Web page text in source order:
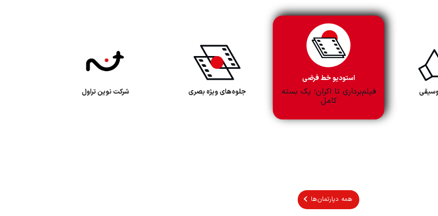
جلوه‌های ویژه بصری استودیو خط فرضی
صدا و موسیقی
آگهی‌های شما صدا می‌کند ورزشی
همه دپارتمان‌ها